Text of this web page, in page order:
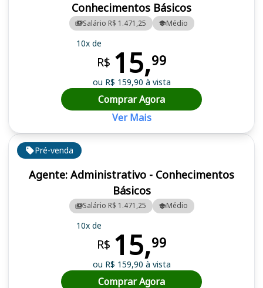
Pré-venda
Agente: Administrativo - Conhecimentos
Básicos
Salário R$ 1.471,25 Médio
10x de
R$ 15,99
ou R$ 159,90 à vista
Comprar Agora
Conhecimentos Básicos
Salário R$ 1.471,25 Médio
10x de
R$ 15,99
ou R$ 159,90 à vista
Comprar Agora
Ver Mais